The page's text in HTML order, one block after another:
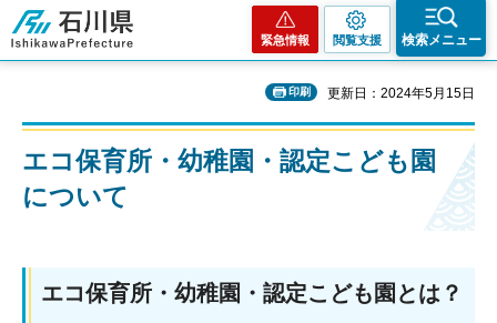
石川県
緊急情報 閲覧支援 検索メニュー
印刷 更新日：2024年5月15日
エコ保育所・幼稚園・認定こども園
について
エコ保育所・幼稚園・認定こども園とは？